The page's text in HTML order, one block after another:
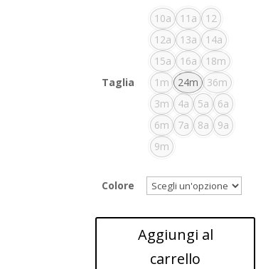
Taglia
10a 11a
12
12a
13a
14a
15a
16a
18m
1m
24m
36m
3m
4a 5a
6a
6m
7a 8a
9a
9m
Colore
Aggiungi al
carrello